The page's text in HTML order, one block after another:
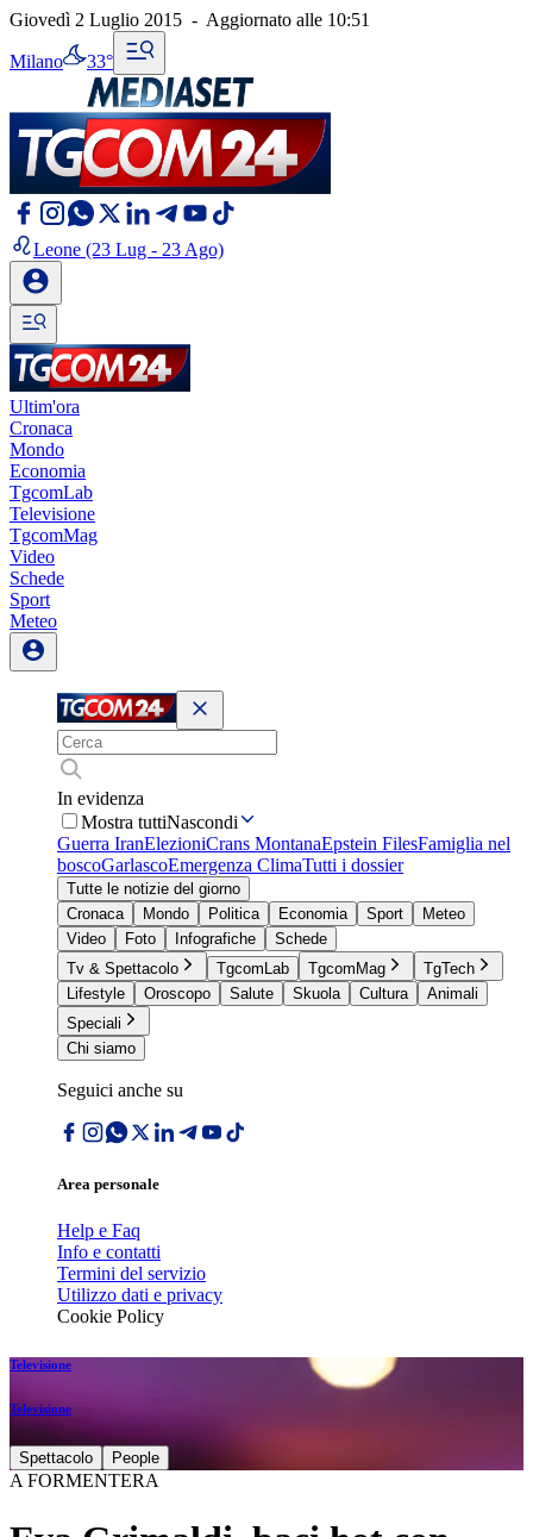
Giovedì 2 Luglio 2015 - Aggiornato alle 10:51
Milano 33°
Leone (23 Lug - 23 Ago)
Ultim'ora
Cronaca
Mondo
Economia
TgcomLab
Televisione
TgcomMag
Video
Schede
Sport
Meteo
In evidenza
Mostra tuttiNascondi
Guerra IranElezioniCrans MontanaEpstein FilesFamiglia nel
boscoGarlascoEmergenza ClimaTutti i dossier
Tutte le notizie del giorno
Cronaca
Mondo Politica Economia Sport
Meteo
Video
Foto Infografiche
Schede
Tv & Spettacolo
TgcomLab TgcomMag
TgTech
Lifestyle
Oroscopo Salute Skuola Cultura
Animali
Speciali
Chi siamo
Seguici anche su
Area personale
Help e Faq
Info e contatti
Termini del servizio
Utilizzo dati e privacy
Cookie Policy
Televisione
Televisione
Spettacolo People
A FORMENTERA